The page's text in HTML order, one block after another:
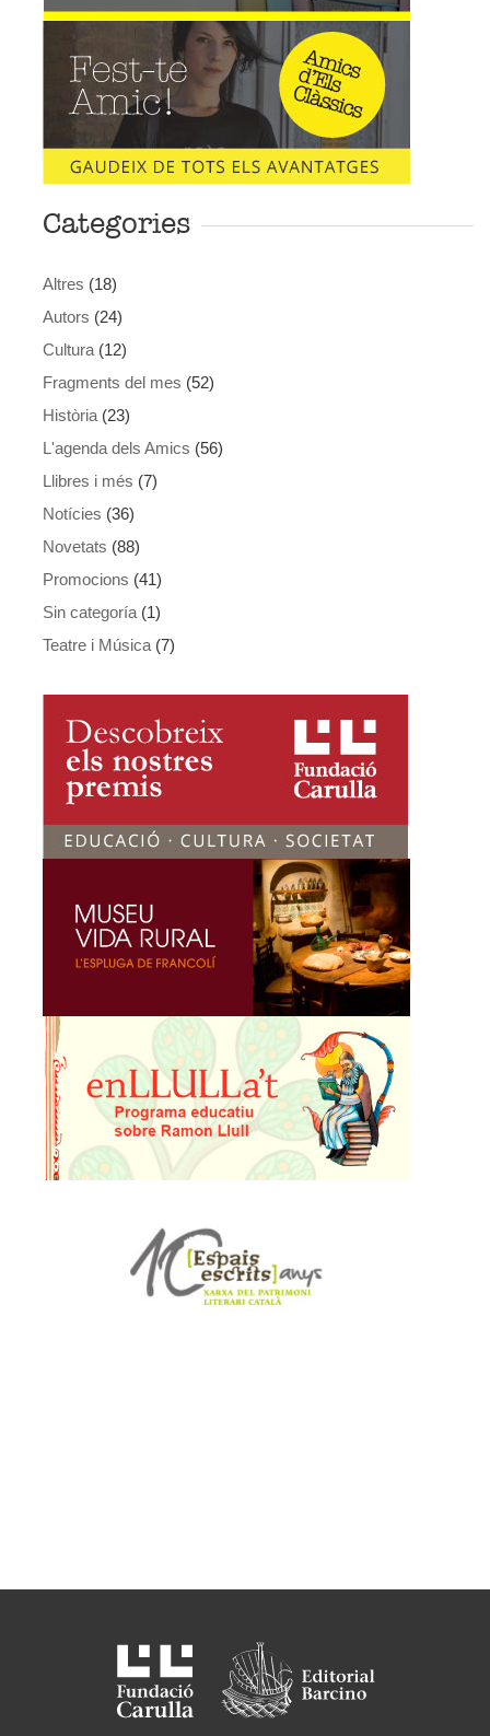
Categories
Altres (18)
Autors (24)
Cultura (12)
Fragments del mes (52)
Història (23)
L'agenda dels Amics (56)
Llibres i més (7)
Notícies (36)
Novetats (88)
Promocions (41)
Sin categoría (1)
Teatre i Música (7)